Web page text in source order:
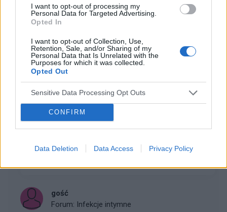
I want to opt-out of processing my
Personal Data for Targeted Advertising.
Opted In
I want to opt-out of Collection, Use,
Retention, Sale, and/or Sharing of my
Personal Data that Is Unrelated with the
Purposes for which it was collected.
Opted Out
Sensitive Data Processing Opt Outs
CONFIRM
Data Deletion Data Access Privacy Policy
skórę pomiędzy pośladkami. Czy to odparzenie,
grzybica? Nie boli, nie swędzi, czasami zbiera się
biaława wydzielina.
gość
Forum:
Czy to mięczak zakaźny?
Witam, od około pół roku mam takie zmiany, stosuje
może być? Zmian już przestało przybywać, dodam że
gość
Forum: Infekcje intymne